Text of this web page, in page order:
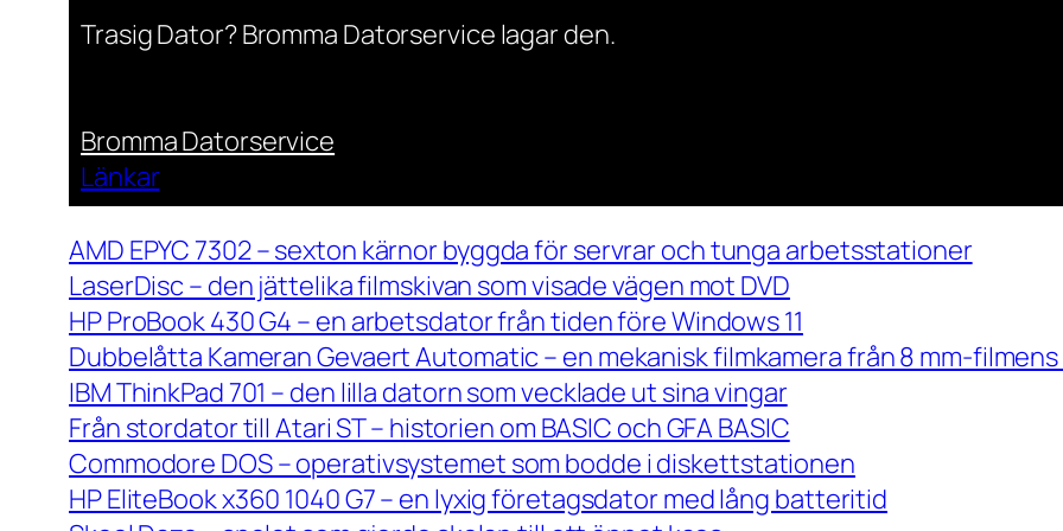
Trasig Dator? Bromma Datorservice lagar den.
Bromma Datorservice
Länkar
AMD EPYC 7302 – sexton kärnor byggda för servrar och tunga arbetsstationer
LaserDisc – den jättelika filmskivan som visade vägen mot DVD
HP ProBook 430 G4 – en arbetsdator från tiden före Windows 11
Dubbelåtta Kameran Gevaert Automatic – en mekanisk filmkamera från 8 mm-
IBM ThinkPad 701 – den lilla datorn som vecklade ut sina vingar
Från stordator till Atari ST – historien om BASIC och GFA BASIC
Commodore DOS – operativsystemet som bodde i diskettstationen
HP EliteBook x360 1040 G7 – en lyxig företagsdator med lång batteritid